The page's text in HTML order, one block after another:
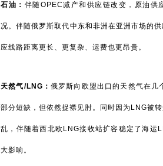
石油： 伴随OPEC减产和供应链改变，原油
况。伴随俄罗斯取代中东和非洲在亚洲市场的
应线路距离更长、更复杂、运费也更昂贵。
天然气/LNG： 俄罗斯向欧盟出口的天然气在几
部分短缺，但依然捉襟见肘。同时因为LNG被
乱，伴随着西北欧LNG接收站扩容稳定了海运
大影响。